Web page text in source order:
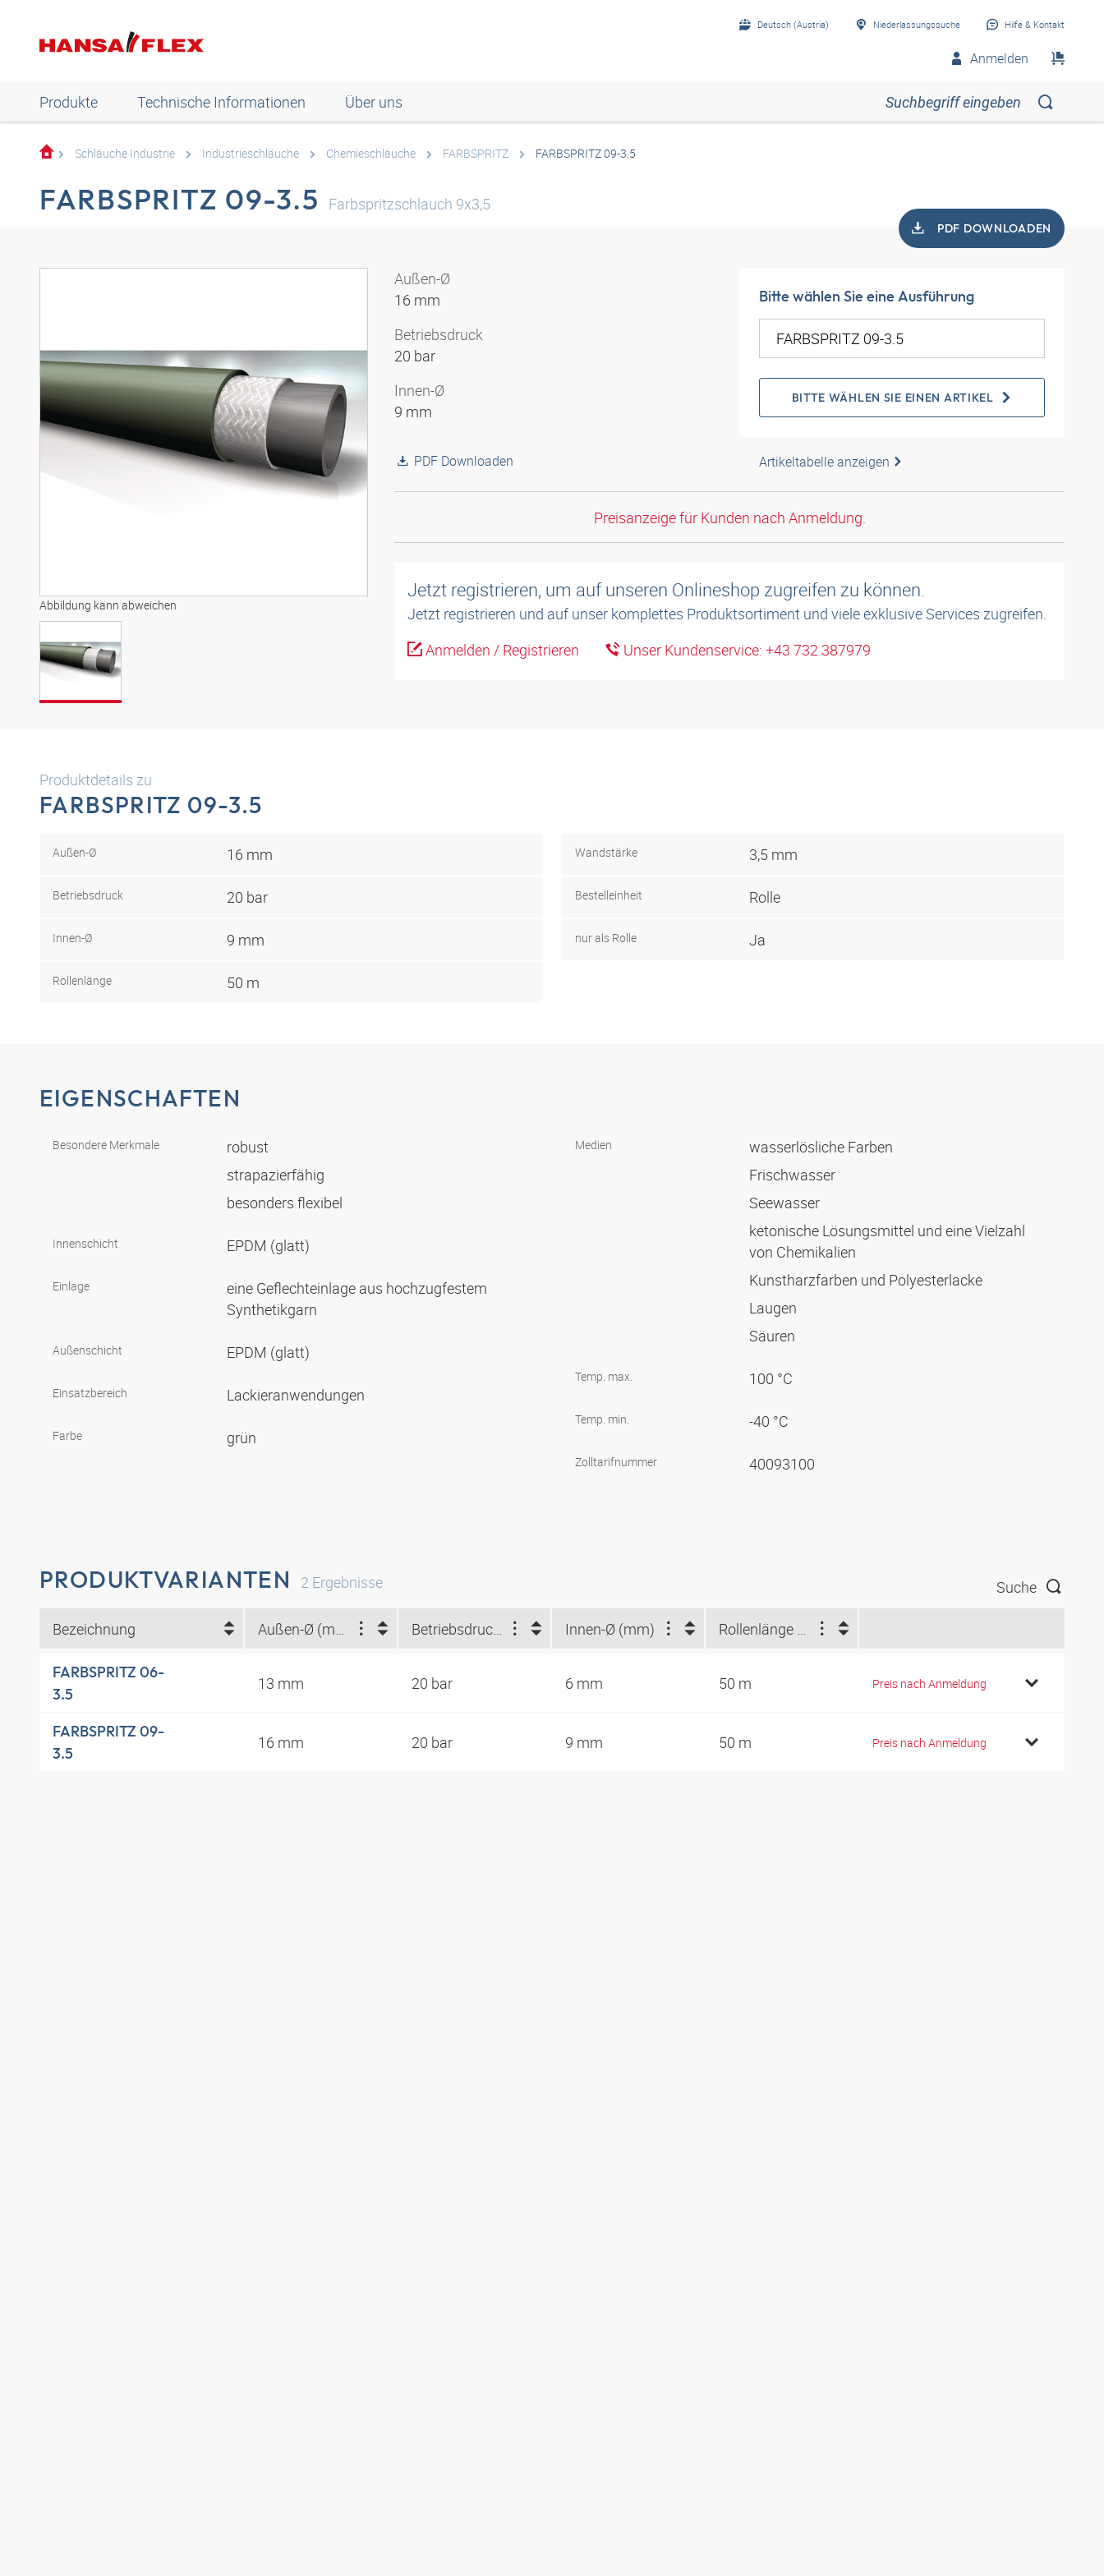
Deutsch (Austria) Niederlassungssuche Hilfe & Kontakt
Anmelden
Produkte Technische Informationen Über uns
Schläuche Industrie Industrieschläuche Chemieschläuche FARBSPRITZ FARBSPRITZ 09-3.5
FARBSPRITZ 09-3.5 Farbspritzschlauch 9x3,5
PDF DOWNLOADEN
Abbildung kann abweichen
Außen-Ø
16 mm
Betriebsdruck
20 bar
Innen-Ø
9 mm
PDF Downloaden
Bitte wählen Sie eine Ausführung
BITTE WÄHLEN SIE EINEN ARTIKEL
Artikeltabelle anzeigen
Preisanzeige für Kunden nach Anmeldung.
Jetzt registrieren, um auf unseren Onlineshop zugreifen zu können.
Jetzt registrieren und auf unser komplettes Produktsortiment und viele exklusive Services zugreifen.
Anmelden / Registrieren
Unser Kundenservice: +43 732 387979
Produktdetails zu
FARBSPRITZ 09-3.5
Außen-Ø 16 mm
Betriebsdruck 20 bar
Innen-Ø 9 mm
Rollenlänge 50 m
Wandstärke 3,5 mm
Bestelleinheit Rolle
nur als Rolle Ja
EIGENSCHAFTEN
Besondere Merkmale
robust
strapazierfähig
besonders flexibel
Innenschicht EPDM (glatt)
Einlage
eine Geflechteinlage aus hochzugfestem
Synthetikgarn
Außenschicht EPDM (glatt)
Einsatzbereich Lackieranwendungen
Farbe grün
Medien
wasserlösliche Farben
Frischwasser
Seewasser
ketonische Lösungsmittel und eine Vielzahl
von Chemikalien
Kunstharzfarben und Polyesterlacke
Laugen
Säuren
Temp. max. 100 °C
Temp. min. -40 °C
Zolltarifnummer 40093100
PRODUKTVARIANTEN 2 Ergebnisse Suche
Bezeichnung Betriebsdruck (bar) Innen-Ø (mm)
FARBSPRITZ 06-
3.5
13 mm 20 bar 6 mm 50 m Preis nach Anmeldung
FARBSPRITZ 09-
3.5
16 mm 20 bar 9 mm 50 m Preis nach Anmeldung